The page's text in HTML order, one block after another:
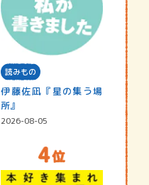
読みもの
伊藤佐凪『星の集う場
所』
2026-08-05